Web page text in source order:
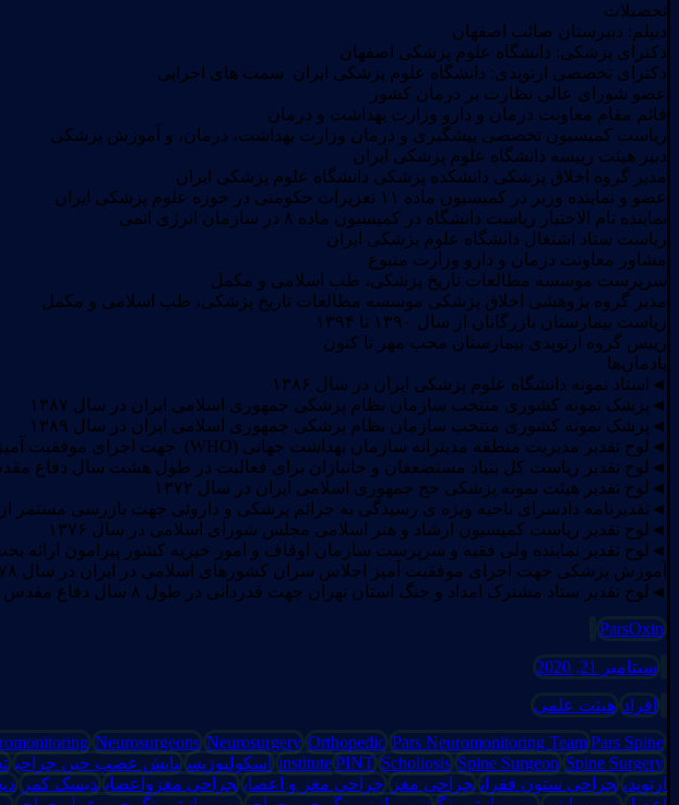
تحصیلات
دیپلم: دبیرستان صائب اصفهان
دکترای پزشکی: دانشگاه علوم پزشکی اصفهان
دکترای تخصصی ارتوپدی: دانشگاه علوم پزشکی ایران سمت های اجرایی
عضو شورای عالی نظارت بر درمان کشور
قائم مقام معاونت درمان و دارو وزارت بهداشت و درمان
ریاست کمیسیون تخصصی پیشگیری و درمان وزارت بهداشت، درمان، و آموزش پزشکی
دبیر هیئت رییسه دانشگاه علوم پزشکی ایران
مدیر گروه اخلاق پزشکی دانشکده پزشکی دانشگاه علوم پزشکی ایران
عضو و نماینده وزیر در کمیسیون ماده ۱۱ تعزیرات حکومتی در حوزه علوم پزشکی ایران
نماینده تام الاختیار ریاست دانشگاه در کمیسیون ماده ۸ در سازمان انرژی اتمی
ریاست ستاد اشتغال دانشگاه علوم پزشکی ایران
مشاور معاونت درمان و دارو وزارت متبوع
سرپرست موسسه مطالعات تاریخ پزشکی، طب اسلامی و مکمل
مدیر گروه پژوهشی اخلاق پزشکی موسسه مطالعات تاریخ پزشکی، طب اسلامی و مکمل
ریاست بیمارستان بازرگانان از سال ۱۳۹۰ تا ۱۳۹۴
رییس گروه ارتوپدی بیمارستان محب مهر تا کنون
یادمان‌ها
◄استاد نمونه دانشگاه علوم پزشکی ایران در سال ۱۳۸۶
◄پزشک نمونه کشوری منتخب سازمان نظام پزشکی جمهوری اسلامی ایران در سال ۱۳۸۷
◄پزشک نمونه کشوری منتخب سازمان نظام پزشکی جمهوری اسلامی ایران در سال ۱۳۸۹
◄لوح تقدیر مدیریت منطقه مدیترانه سازمان بهداشت جهانی (WHO) جهت اجرای موفقیت آمیز مرحله دوم برنامه توسعه مدیریت در بهداشت در سال ۱۳۷۱
◄لوح تقدیر ریاست کل بنیاد مستضعفان و جانبازان برای فعالیت در طول هشت سال دفاع مقدس
◄لوح تقدیر هیئت نمونه پزشکی حج جمهوری اسلامی ایران در سال ۱۳۷۲
◄تقدیرنامه دادسرای ناحیه ویژه ی رسیدگی به جرائم پزشکی و داروئی جهت بازرسی مستمر از
◄لوح تقدیر ریاست کمیسیون ارشاد و هنر اسلامی مجلس شورای اسلامی در سال ۱۳۷۶
◄لوح تقدیر نماینده ولی فقیه و سرپرست سازمان اوقاف و امور خیریه کشور پیرامون ارائه
آموزش پزشکی جهت اجرای موفقیت آمیز اجلاس سران کشورهای اسلامی در ایران در سال ۱۳۷۸
◄لوح تقدیر ستاد مشترک امداد و جنگ استان تهران جهت قدردانی در طول ۸ سال دفاع مقدس در سال ۱۳۶۹
ParsOxin
سپتامبر 21, 2020
افراد هیئت علمی
Neurosurgeons Neurosurgery Orthopedic Pars Neuromonitoring TeamPars Spine
institutePINT Scholiosis Spine Surgeon Spine Surgery اسکولیوزیس پایش عصب حین جراحی
ارتوپدی جراحی ستون فقرات جراحی مغز جراحی مغز و اعصاب جراحی مغزواعصاب دیسک کمر